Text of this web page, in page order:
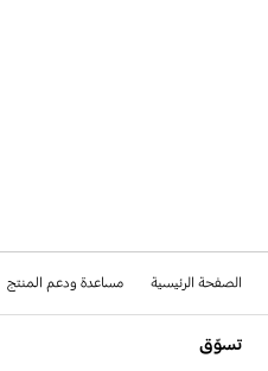
الصفحة الرئيسية مساعدة ودعم المنتج
تسوّق